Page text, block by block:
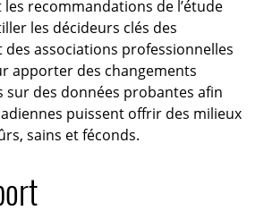
les recommandations de l’étude
les décideurs clés des
associations professionnelles
apporter des changements
sur des données probantes afin
puissent offrir des milieux
sains et féconds.